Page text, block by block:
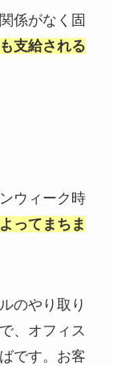
係がなく固
支給される
ウィーク時
ってまちま
のやり取り
、オフィス
です。お客